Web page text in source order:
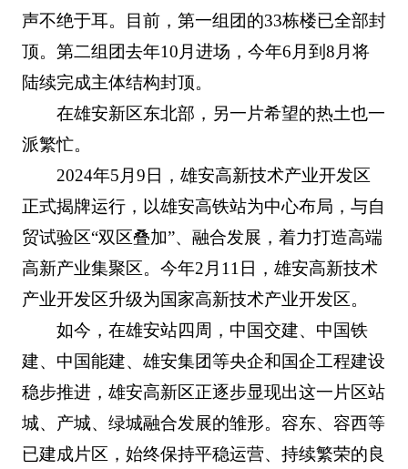
声不绝于耳。目前，第一组团的33栋楼已全部封
顶。第二组团去年10月进场，今年6月到8月将
陆续完成主体结构封顶。
在雄安新区东北部，另一片希望的热土也一
派繁忙。
2024年5月9日，雄安高新技术产业开发区
正式揭牌运行，以雄安高铁站为中心布局，与自
贸试验区“双区叠加”、融合发展，着力打造高端
高新产业集聚区。今年2月11日，雄安高新技术
产业开发区升级为国家高新技术产业开发区。
如今，在雄安站四周，中国交建、中国铁
建、中国能建、雄安集团等央企和国企工程建设
稳步推进，雄安高新区正逐步显现出这一片区站
城、产城、绿城融合发展的雏形。容东、容西等
已建成片区，始终保持平稳运营、持续繁荣的良